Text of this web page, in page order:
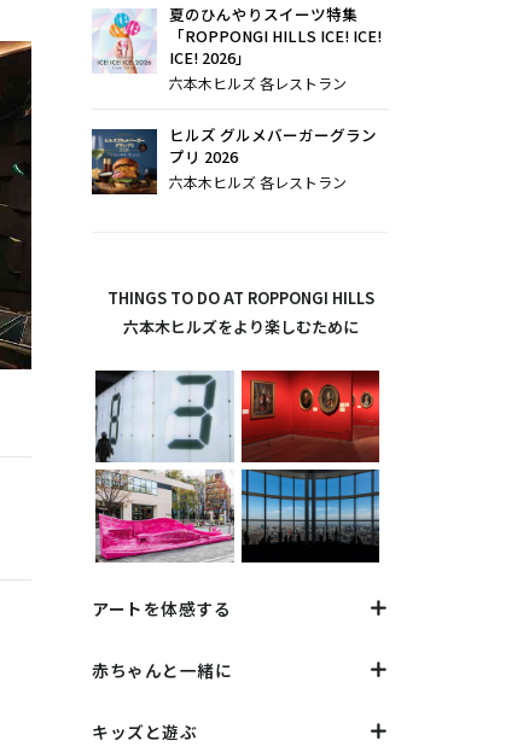
夏のひんやりスイーツ特集
「ROPPONGI HILLS ICE! ICE!
ICE! 2026」
六本木ヒルズ 各レストラン
ヒルズ グルメバーガーグラン
プリ 2026
六本木ヒルズ 各レストラン
THINGS TO DO AT ROPPONGI HILLS
六本木ヒルズをより楽しむために
アートを体感する
赤ちゃんと一緒に
キッズと遊ぶ